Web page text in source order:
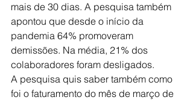
mais de 30 dias. A pesquisa também
apontou que desde o início da
pandemia 64% promoveram
demissões. Na média, 21% dos
colaboradores foram desligados.
A pesquisa quis saber também como
foi o faturamento do mês de março de